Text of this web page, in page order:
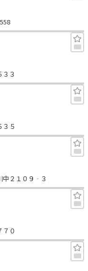
３３
３５
中２１０９‐３
７０